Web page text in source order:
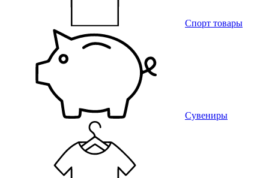
Спорт товары
Сувениры